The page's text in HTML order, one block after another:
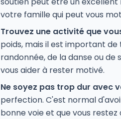
votre famille qui peut vous
Trouvez une activité que
poids, mais il est important de
randonnée, de la danse ou
vous aider à rester motivé.
Ne soyez pas trop dur avec
perfection. C'est normal
bonne voie et que vous